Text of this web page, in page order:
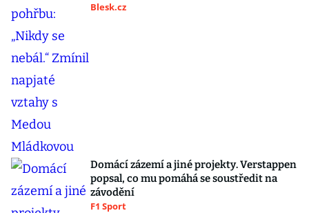
Blesk.cz
Domácí zázemí a jiné projekty. Verstappen
popsal, co mu pomáhá se soustředit na
závodění
F1 Sport